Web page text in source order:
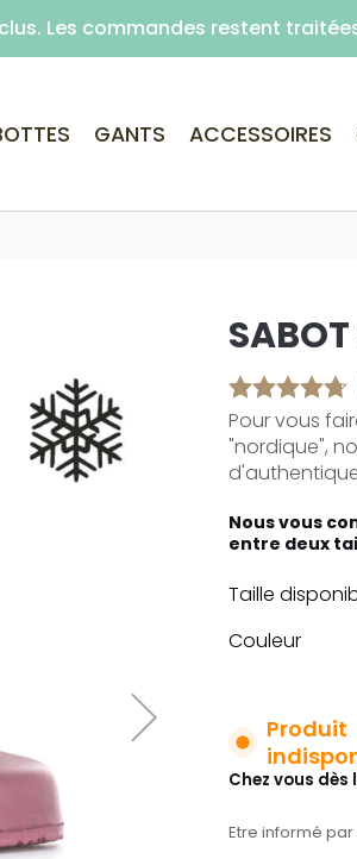
offerte dès 59€ d'achats (point
GANTS ACCESSOIRES
Pour vous
"nordique",
Nous vous
entre deux
Taille
Couleur
Produit
Chez vous dès
Etre informé
Les commandes restent